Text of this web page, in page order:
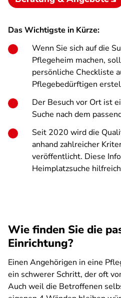
Das Wichtigste in Kürze:
Wenn Sie sich auf die
Pflegeheim machen,
persönliche Checkliste
Pflegebedürftigen
Der Besuch vor Ort ist
Suche nach dem
Seit 2020 wird die
anhand zahlreicher
veröffentlicht. Diese
Heimplatzsuche
Wie finden Sie die
Einrichtung?
Einen Angehörigen in eine
ein schwerer Schritt, der oft
Auch weil die Betroffenen